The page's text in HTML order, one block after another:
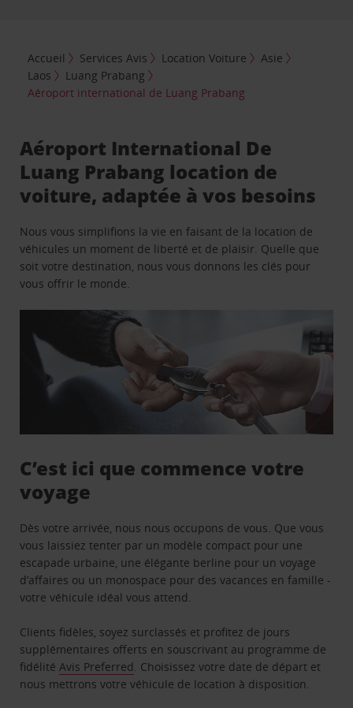
Accueil Services Avis Location Voiture
Asie
Laos
Luang Prabang
Aéroport international de Luang Prabang
Aéroport International De
Luang Prabang location de
voiture, adaptée à vos besoins
Nous vous simplifions la vie en faisant de la location de
véhicules un moment de liberté et de plaisir. Quelle que
soit votre destination, nous vous donnons les clés pour
vous offrir le monde.
C’est ici que commence votre
voyage
Dès votre arrivée, nous nous occupons de vous. Que vous
vous laissiez tenter par un modèle compact pour une
escapade urbaine, une élégante berline pour un voyage
d’affaires ou un monospace pour des vacances en famille -
votre véhicule idéal vous attend.
Clients fidèles, soyez surclassés et profitez de jours
supplémentaires offerts en souscrivant au programme de
fidélitéAvis Preferred. Choisissez votre date de départ et
nous mettrons votre véhicule de location à disposition.